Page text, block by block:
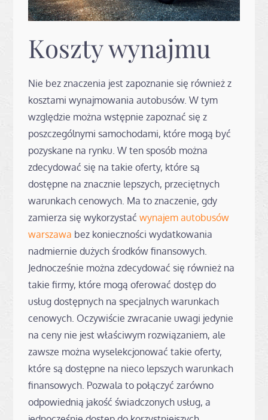
Koszty wynajmu
Nie bez znaczenia jest zapoznanie się również z
kosztami wynajmowania autobusów. W tym
względzie można wstępnie zapoznać się z
poszczególnymi samochodami, które mogą być
pozyskane na rynku. W ten sposób można
zdecydować się na takie oferty, które są
dostępne na znacznie lepszych, przeciętnych
warunkach cenowych. Ma to znaczenie, gdy
zamierza się wykorzystaćwynajem autobusów
warszawa bez konieczności wydatkowania
nadmiernie dużych środków finansowych.
Jednocześnie można zdecydować się również na
takie firmy, które mogą oferować dostęp do
usług dostępnych na specjalnych warunkach
cenowych. Oczywiście zwracanie uwagi jedynie
na ceny nie jest właściwym rozwiązaniem, ale
zawsze można wyselekcjonować takie oferty,
które są dostępne na nieco lepszych warunkach
finansowych. Pozwala to połączyć zarówno
odpowiednią jakość świadczonych usług, a